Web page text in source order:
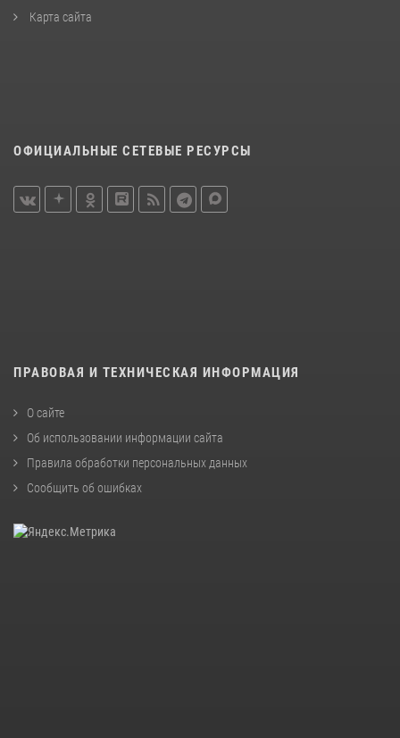
Карта сайта
ОФИЦИАЛЬНЫЕ СЕТЕВЫЕ РЕСУРСЫ
ПРАВОВАЯ И ТЕХНИЧЕСКАЯ ИНФОРМАЦИЯ
О сайте
Об использовании информации сайта
Правила обработки персональных данных
Сообщить об ошибках